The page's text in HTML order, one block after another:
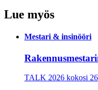
Lue myös
Mestari & insinööri
TALK 2026 kokosi